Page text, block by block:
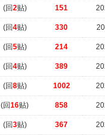
(回2贴) 151
(回4贴) 330
(回5贴) 214
(回4贴) 389
(回8贴) 1002
(回16贴) 858
(回3贴) 367